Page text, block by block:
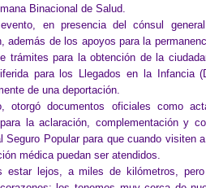
Binacional de Salud.
en presencia del cónsul
además de los apoyos para la
trámites para la obtención de la
para los Llegados en la Infancia
de una deportación.
otorgó documentos oficiales como
la aclaración, complementación y
Seguro Popular para que cuando visiten
médica puedan ser atendidos.
estar lejos, a miles de kilómetros,